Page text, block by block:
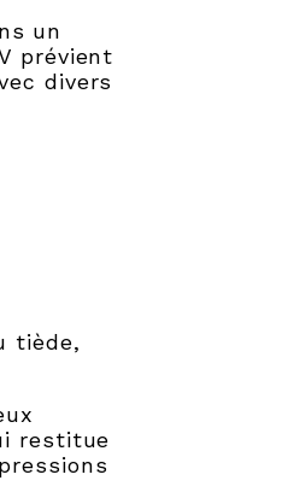
un
prévient
divers
tiède,
restitue